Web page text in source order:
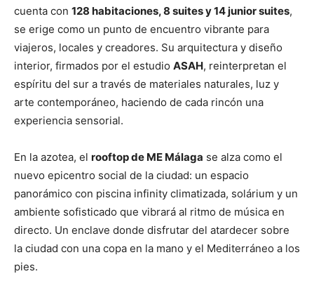
cuenta con 128 habitaciones, 8 suites y 14 junior suites,
se erige como un punto de encuentro vibrante para
viajeros, locales y creadores. Su arquitectura y diseño
interior, firmados por el estudio ASAH, reinterpretan el
espíritu del sur a través de materiales naturales, luz y
arte contemporáneo, haciendo de cada rincón una
experiencia sensorial.
En la azotea, el rooftop de ME Málaga se alza como el
nuevo epicentro social de la ciudad: un espacio
panorámico con piscina infinity climatizada, solárium y un
ambiente sofisticado que vibrará al ritmo de música en
directo. Un enclave donde disfrutar del atardecer sobre
la ciudad con una copa en la mano y el Mediterráneo a los
pies.